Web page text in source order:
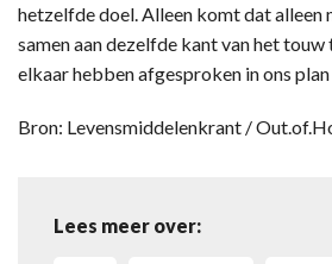
hetzelfde doel. Alleen komt dat alleen
samen aan dezelfde kant van het
elkaar hebben afgesproken in ons plan
Bron: Levensmiddelenkrant /
Lees meer over: